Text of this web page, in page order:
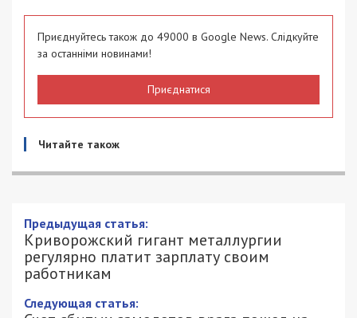
Приєднуйтесь також до 49000 в Google News. Слідкуйте
за останніми новинами!
Приєднатися
Читайте також
Предыдущая статья:
Криворожский гигант металлургии
регулярно платит зарплату своим
работникам
Следующая статья: